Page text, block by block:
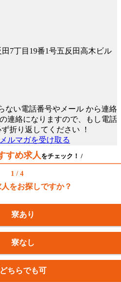
7丁目19番1号五反田高木ビル
ない電話番号やメール から連絡
連絡になりますので、もし電話
ず折り返してください ！
すめ求人をチェック！ /
1 / 4
をお探しですか？
寮あり
寮なし
どちらでも可